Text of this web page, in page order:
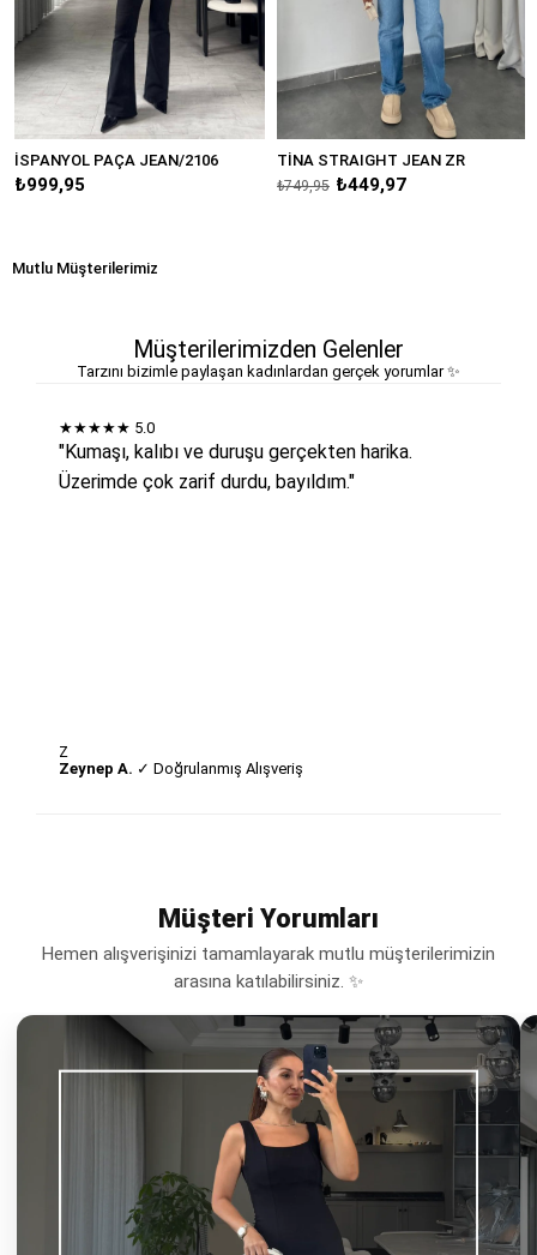
PAÇA JEAN/2106 TİNA STRAIGHT JEAN ZR
₺449,97
₺749,95
Mutlu Müşterilerimiz
Müşterilerimizden Gelenler
Tarzını bizimle paylaşan kadınlardan gerçek yorumlar ✨
★★★★★ 5.0
"Kumaşı, kalıbı ve duruşu gerçekten harika.
Üzerimde çok zarif durdu, bayıldım."
Z
Zeynep A. ✓ Doğrulanmış Alışveriş
Müşteri Yorumları
Hemen alışverişinizi tamamlayarak mutlu müşterilerimizin
arasına katılabilirsiniz. ✨